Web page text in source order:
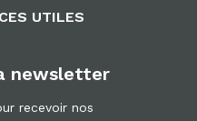
UTILES
newsletter
recevoir nos